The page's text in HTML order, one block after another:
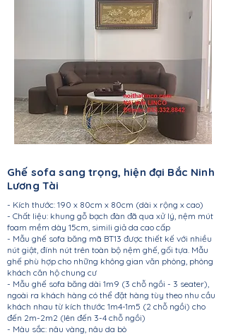
Ghế sofa sang trọng, hiện đại Bắc Ninh
Lương Tài
- Kích thước: 190 x 80cm x 80cm (dài x rộng x cao)
- Chất liệu: khung gỗ bạch đàn đã qua xử lý, nệm mút
foam mềm dày 15cm, simili giả da cao cấp
- Mẫu ghế sofa băng mã BT13 được thiết kế với nhiều
nút giật, đính nút trên toàn bộ nệm ghế, gối tựa. Mẫu
ghế phù hợp cho những không gian văn phòng, phòng
khách căn hộ chung cư
- Mẫu ghế sofa băng dài 1m9 (3 chỗ ngồi - 3 seater),
ngoài ra khách hàng có thể đặt hàng tùy theo nhu cầu
khách nhau từ kích thước 1m4-1m5 (2 chỗ ngồi) cho
đến 2m-2m2 (lên đến 3-4 chỗ ngồi)
- Màu sắc: nâu vàng, nâu da bò